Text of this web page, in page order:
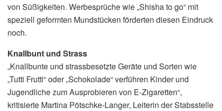
von Süßigkeiten. Werbesprüche wie „Shisha to go“ mit
speziell geformten Mundstücken förderten diesen Eindruck
noch.
Knallbunt und Strass
„Knallbunte und strassbesetzte Geräte und Sorten wie
„Tutti Frutti“ oder „Schokolade“ verführen Kinder und
Jugendliche zum Ausprobieren von E-Zigaretten“,
kritisierte Martina Pötschke-Langer, Leiterin der Stabsstelle